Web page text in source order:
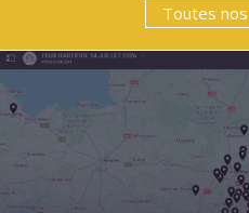
Toutes